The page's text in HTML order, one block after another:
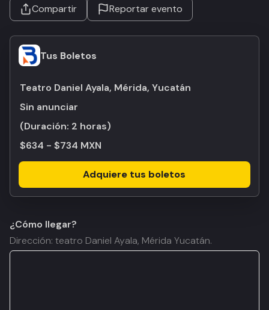
Compartir Reportar evento
Tus Boletos
Teatro Daniel Ayala, Mérida, Yucatán
Sin anunciar
(Duración: 2 horas)
$634 - $734 MXN
Adquiere tus boletos
¿Cómo llegar?
Dirección: teatro Daniel Ayala, Mérida Yucatán.